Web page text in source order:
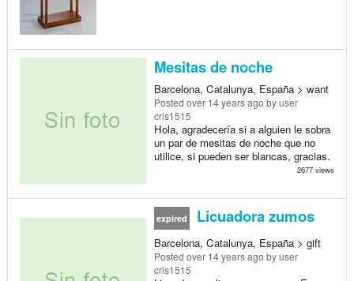
Mesitas de noche
Barcelona, Catalunya, España > want
Posted over 14 years ago by user
cris1515
Hola, agradecería si a alguien le sobra
un par de mesitas de noche que no
utilice, si pueden ser blancas, gracias.
2677 views
expired Licuadora zumos
Barcelona, Catalunya, España > gift
Posted over 14 years ago by user
cris1515